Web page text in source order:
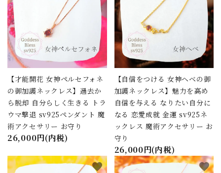
【才能開花 女神ペルセフォネ
の御加護ネックレス】過去か
ら脱却 自分らしく生きる トラ
ウマ撃退 sv925ペンダント 魔
術アクセサリー お守り
26,000円(内税)
【自信をつける 女神ヘベの御
加護ネックレス】魅力を高め
自信を与える なりたい自分に
なる 恋愛成就 金運 sv925ネ
ックレス 魔術アクセサリー お
守り
26,000円(内税)
favorite favorite
キーワード
カテゴリー
close